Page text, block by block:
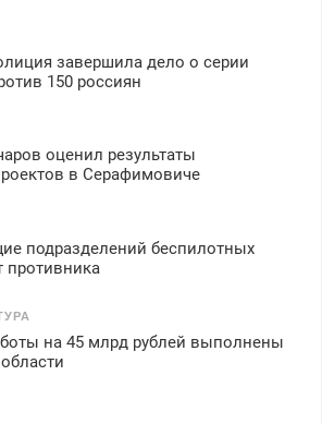
завершила дело о серии
150 россиян
оценил результаты
в Серафимовиче
подразделений беспилотных
противника
на 45 млрд рублей выполнены